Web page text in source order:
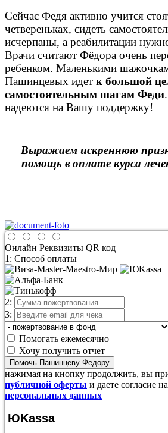
Сейчас Федя активно учится
четвереньках, сидеть
исчерпаны, а реабилитации
Врачи считают Фёдора очень
ребенком. Маленькими
Пашинцевых идет к большой
самостоятельным шагам Феди
надеются на Вашу поддержку!
Выражаем искреннюю
помощь в оплате курса
Онлайн Реквизиты QR код
1: Способ оплаты
2:
3:
Помогать ежемесячно
Хочу получить отчет
Помочь Пашинцеву Федору
нажимая на кнопку продолжить, вы
публичной оферты и даете согласие на
персональных данных
ЮKassa